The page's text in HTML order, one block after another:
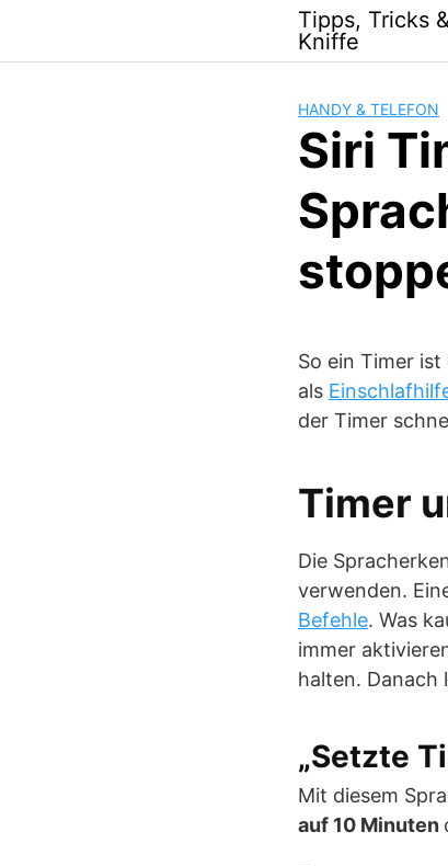
content
Tipps, Tricks
Kniffe
HANDY & TELEFON
Siri
So ein Timer
als
der Timer
Timer
Die
verwenden.
Befehle. Was
immer
halten. Danach
„Setzte
Mit diesem
auf 10 Minuten